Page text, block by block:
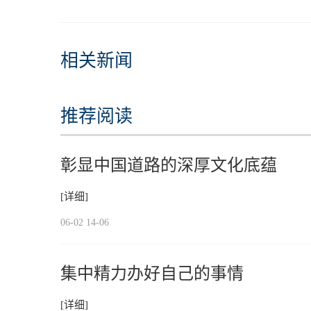
相关新闻
推荐阅读
彰显中国道路的深厚文化底蕴
[详细]
06-02 14-06
集中精力办好自己的事情
[详细]